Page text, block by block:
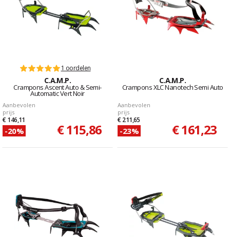
1 oordelen
C.A.M.P.
Crampons Ascent Auto & Semi-
Automatic Vert Noir
Aanbevolen
prijs
€ 146,11
-20% € 115,86
C.A.M.P.
Crampons XLC Nanotech Semi Auto
Aanbevolen
prijs
€ 211,65
-23% € 161,23